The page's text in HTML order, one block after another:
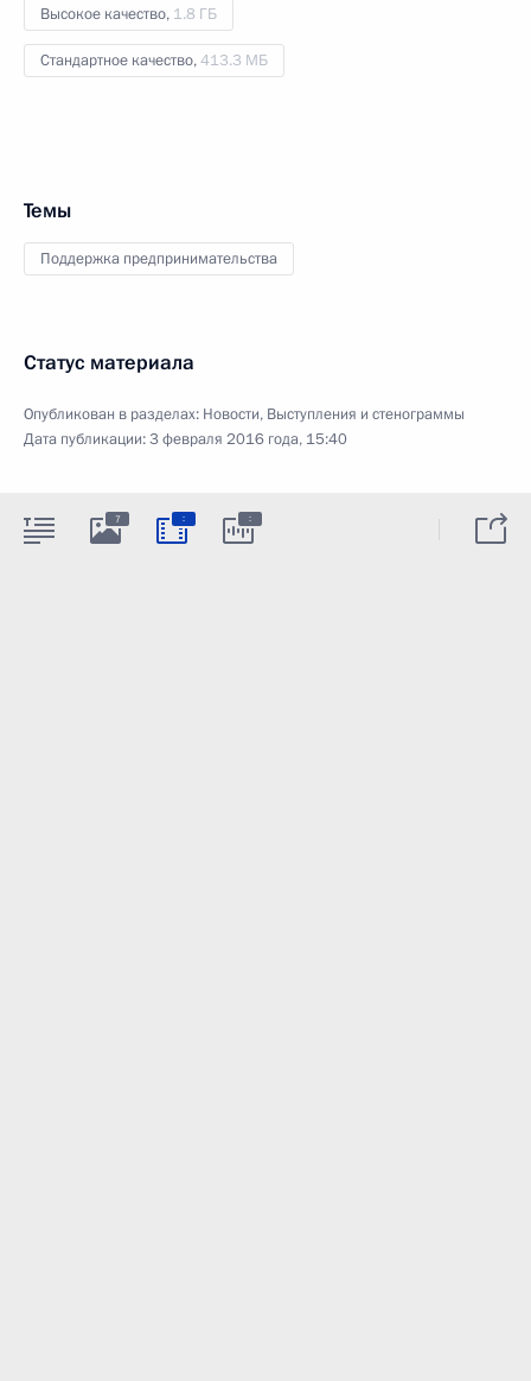
Высокое качество, 1.8 ГБ
Стандартное качество,413.3 МБ
Темы
Поддержка предпринимательства
Статус материала
Опубликован в разделах: Новости, Выступления и стенограммы
Дата публикации:3 февраля 2016 года, 15:40
7 : :